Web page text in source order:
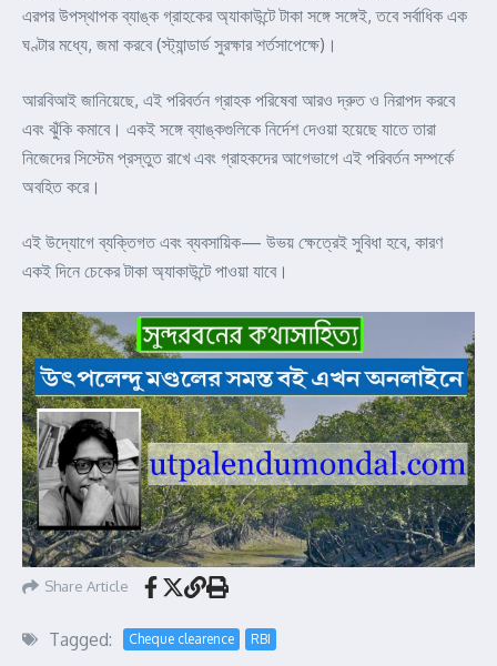
এরপর উপস্থাপক ব্যাঙ্ক গ্রাহকের অ্যাকাউন্টে টাকা সঙ্গে সঙ্গেই, তবে সর্বাধিক এক
ঘণ্টার মধ্যে, জমা করবে (স্ট্যান্ডার্ড সুরক্ষার শর্তসাপেক্ষে)।
আরবিআই জানিয়েছে, এই পরিবর্তন গ্রাহক পরিষেবা আরও দ্রুত ও নিরাপদ করবে
এবং ঝুঁকি কমাবে। একই সঙ্গে ব্যাঙ্কগুলিকে নির্দেশ দেওয়া হয়েছে যাতে তারা
নিজেদের সিস্টেম প্রস্তুত রাখে এবং গ্রাহকদের আগেভাগে এই পরিবর্তন সম্পর্কে
অবহিত করে।
এই উদ্যোগে ব্যক্তিগত এবং ব্যবসায়িক— উভয় ক্ষেত্রেই সুবিধা হবে, কারণ
একই দিনে চেকের টাকা অ্যাকাউন্টে পাওয়া যাবে।
Share Article
Tagged: Cheque clearence RBI